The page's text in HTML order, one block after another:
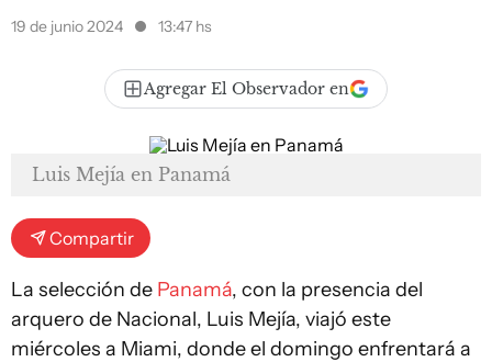
19 de junio 2024 13:47 hs
Agregar El Observador en
Luis Mejía en Panamá
Compartir
La selección de Panamá, con la presencia del
arquero de Nacional, Luis Mejía, viajó este
miércoles a Miami, donde el domingo enfrentará a